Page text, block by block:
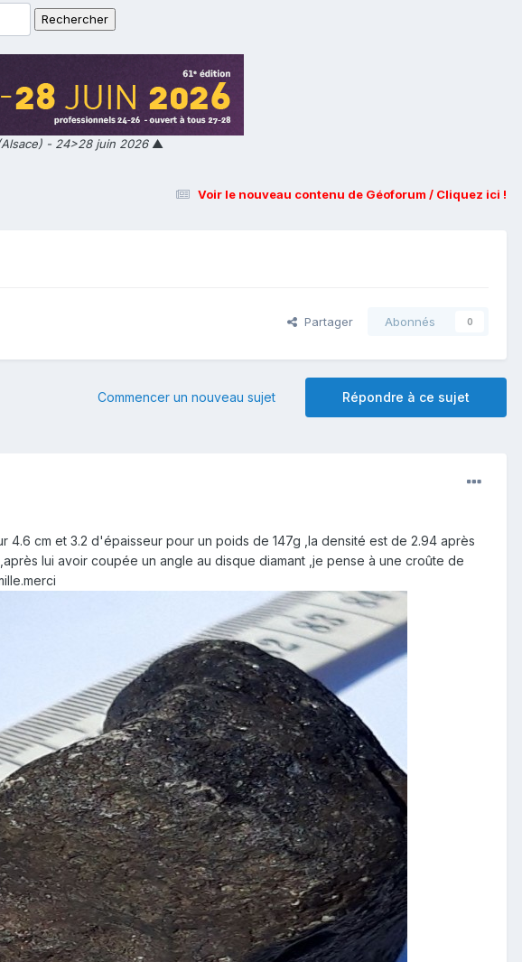
- 24>28 juin 2026▲
Voir le nouveau contenu de Géoforum / Cliquez ici !
Partager Abonnés 0
Répondre à ce sujet
Commencer un nouveau sujet
cm et 3.2 d'épaisseur pour un poids de 147g ,la densité est de 2.94 après
lui avoir coupée un angle au disque diamant ,je pense à une croûte de